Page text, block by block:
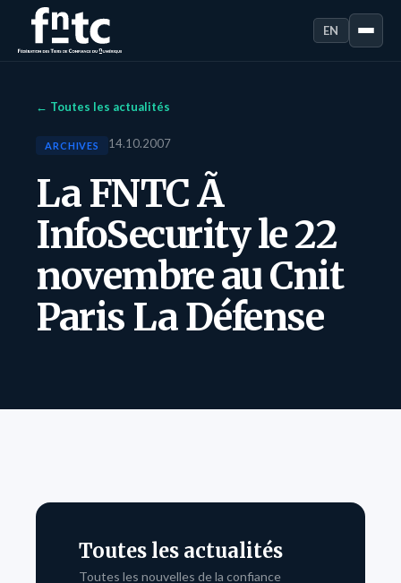
EN
← Toutes les actualités
ARCHIVES 14.10.2007
La FNTC Ã
InfoSecurity le 22
novembre au Cnit
Paris La Défense
Toutes les actualités
Toutes les nouvelles de la confiance